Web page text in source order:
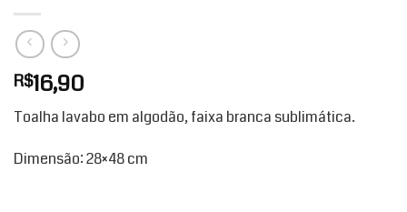
R$16,90
Toalha lavabo em algodão, faixa branca sublimática.
Dimensão: 28×48 cm